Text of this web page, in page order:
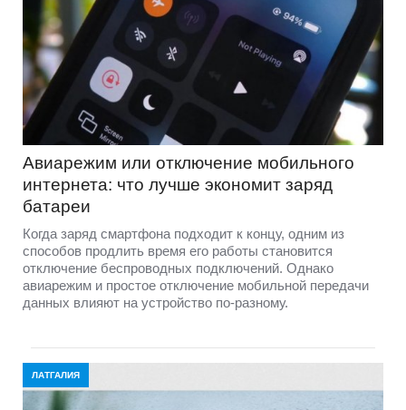
Авиарежим или отключение мобильного
интернета: что лучше экономит заряд
батареи
Когда заряд смартфона подходит к концу, одним из
способов продлить время его работы становится
отключение беспроводных подключений. Однако
авиарежим и простое отключение мобильной передачи
данных влияют на устройство по-разному.
ЛАТГАЛИЯ